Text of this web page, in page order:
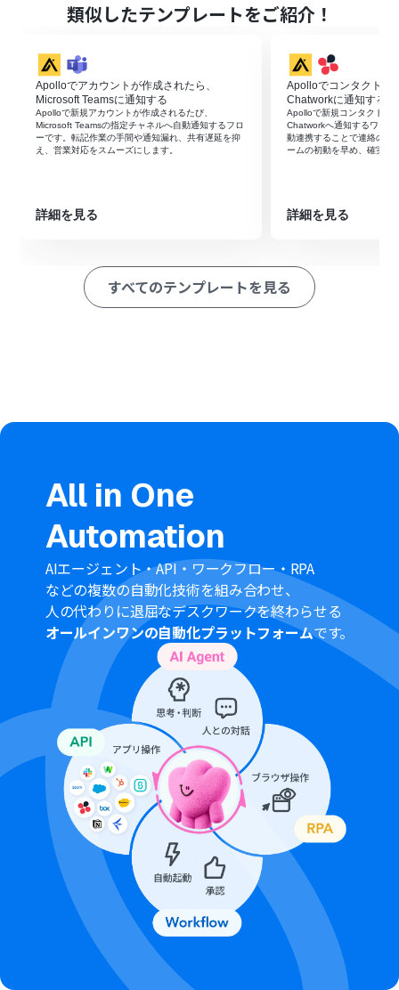
トリガーでApolloを選択し、「コンタクトが作成された
次に、オペレーションで分岐機能を設定し、特定の条件
に合致した場合にのみ後続の処理が実行されるようにし
ます。
最後に、オペレーションでGitHubを選択し、「Issueを作
成する」アクションを設定することで、Apolloのコンタ
クト情報を基にしたIssueが自動で作成されます。
ジなど）を条件として設定し、特定のコンタクトが作成
GitHubでIssueを作成するアクションでは、タイトルや本
文にApolloから取得したコンタクト名や会社名を変数と
して埋め込んだり、担当者を固定値で設定したりと、柔軟
間隔を選択できます。
プランによって最短の起動間隔が異なりますので、ご注意
ください。
分岐はミニプラン以上のプランでご利用いただける機能
（オペレーション）となっております。フリープランの場
合は設定しているフローボットのオペレーションはエラ
ーとなりますので、ご注意ください。
ミニプランなどの有料プランは、2週間の無料トライアル
を行うことが可能です。無料トライアル中には制限対象の
アプリや機能（オペレーション）を使用することができ
ます。
類似したテンプレートをご紹介！
Apolloでアカウントが作成されたら、
Microsoft Teamsに通知する
Apolloで新規アカウントが作成されるたび、
Microsoft Teamsの指定チャネルへ自動通知するフロ
ーです。転記作業の手間や通知漏れ、共有遅延を抑
え、営業対応をスムーズにします。
詳細を見る
Apolloでコンタクトが
Chatworkに通知する
Apolloで新規コンタクトが
Chatworkへ通知するワー
動連携することで連絡の遅
ームの初動を早め、確実な
詳細を見る
すべてのテンプレートを見る
All in One
Automation
AIエージェント・API・ワークフロー・RPA
などの複数の自動化技術を組み合わせ、
人の代わりに退屈なデスクワークを終わらせる
オールインワンの自動化プラットフォームです。